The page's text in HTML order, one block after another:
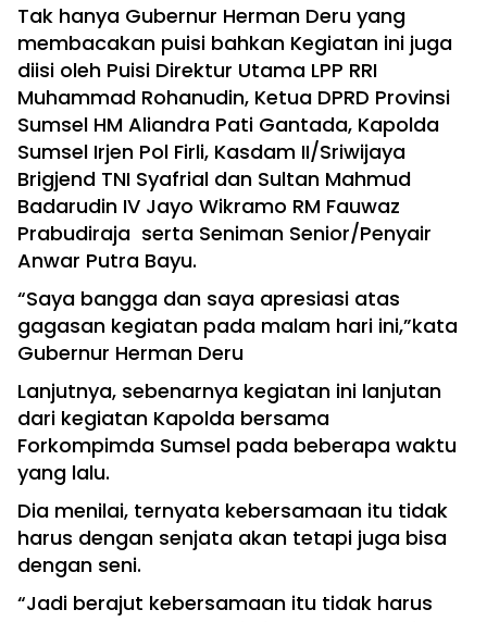
Tak hanya Gubernur Herman Deru yang
membacakan puisi bahkan Kegiatan ini juga
diisi oleh Puisi Direktur Utama LPP RRI
Muhammad Rohanudin, Ketua DPRD Provinsi
Sumsel HM Aliandra Pati Gantada, Kapolda
Sumsel Irjen Pol Firli, Kasdam II/Sriwijaya
Brigjend TNI Syafrial dan Sultan Mahmud
Badarudin IV Jayo Wikramo RM Fauwaz
Prabudiraja serta Seniman Senior/Penyair
Anwar Putra Bayu.
“Saya bangga dan saya apresiasi atas
gagasan kegiatan pada malam hari ini,”kata
Gubernur Herman Deru
Lanjutnya, sebenarnya kegiatan ini lanjutan
dari kegiatan Kapolda bersama
Forkompimda Sumsel pada beberapa waktu
yang lalu.
Dia menilai, ternyata kebersamaan itu tidak
harus dengan senjata akan tetapi juga bisa
dengan seni.
“Jadi berajut kebersamaan itu tidak harus